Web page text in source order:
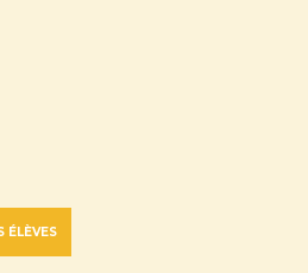
ÉLÈVES